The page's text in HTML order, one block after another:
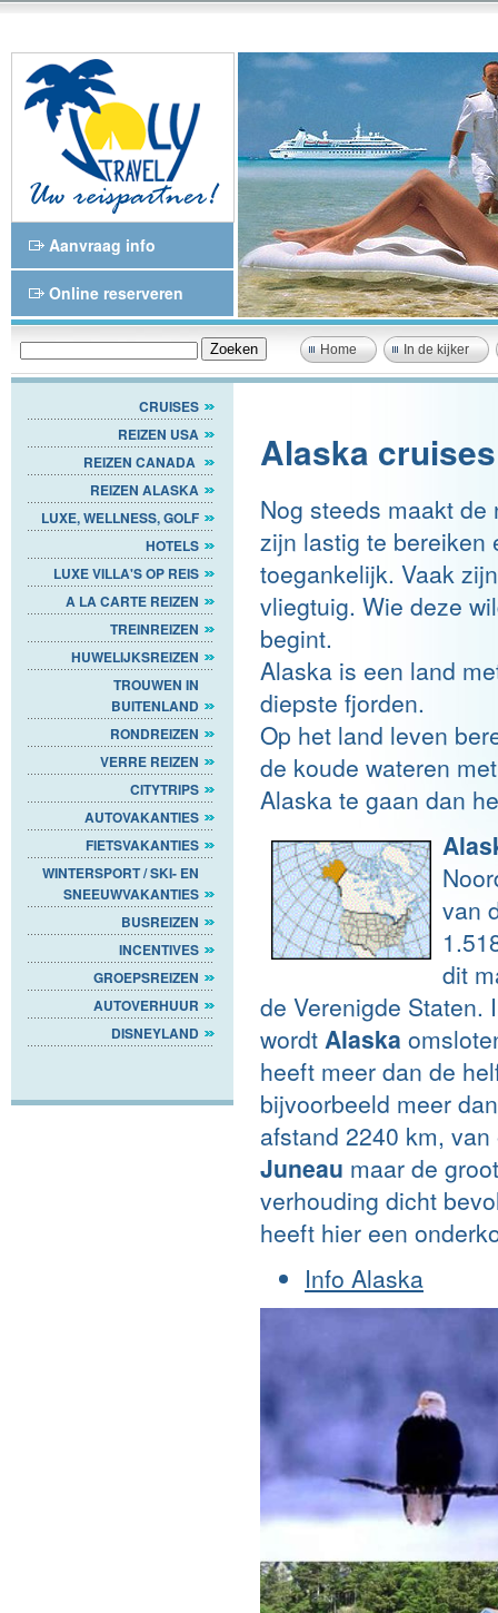
Aanvraag info
Online reserveren
Home In de kijker
CRUISES
REIZEN USA
REIZEN CANADA
REIZEN ALASKA
LUXE, WELLNESS, GOLF
HOTELS
LUXE VILLA'S OP REIS
A LA CARTE REIZEN
TREINREIZEN
HUWELIJKSREIZEN
TROUWEN IN
BUITENLAND
RONDREIZEN
VERRE REIZEN
CITYTRIPS
AUTOVAKANTIES
FIETSVAKANTIES
WINTERSPORT / SKI- EN
SNEEUWVAKANTIES
BUSREIZEN
INCENTIVES
GROEPSREIZEN
AUTOVERHUUR
DISNEYLAND
Alaska cruises
Nog steeds maakt
zijn lastig te bereiken
toegankelijk. Vaak
vliegtuig. Wie deze
begint.
Alaska is een land
diepste fjorden.
Op het land leven
de koude wateren
Alaska te gaan dan
van
dit
de Verenigde
wordt Alaska
heeft meer dan de
bijvoorbeeld meer
afstand 2240 km,
Juneau maar de
verhouding dicht
heeft hier een
Info Alaska